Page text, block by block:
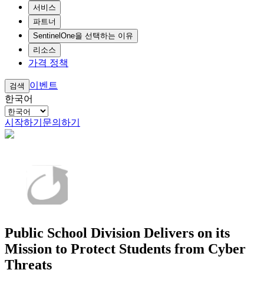
서비스
파트너
SentinelOne을 선택하는 이유
리소스
가격 정책
검색
이벤트
한국어
시작하기 문의하기
Public School Division Delivers on its
Mission to Protect Students from Cyber
Threats